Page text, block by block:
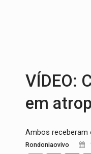
VÍDEO:
em
Ambos receberam
Rondoniaovivo